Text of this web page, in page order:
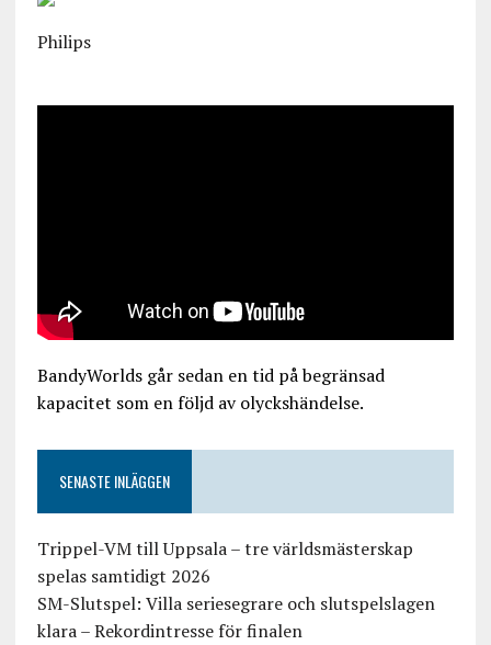
Philips
BandyWorlds går sedan en tid på begränsad
kapacitet som en följd av olyckshändelse.
SENASTE INLÄGGEN
Trippel-VM till Uppsala – tre världsmästerskap
spelas samtidigt 2026
SM-Slutspel: Villa seriesegrare och slutspelslagen
klara – Rekordintresse för finalen